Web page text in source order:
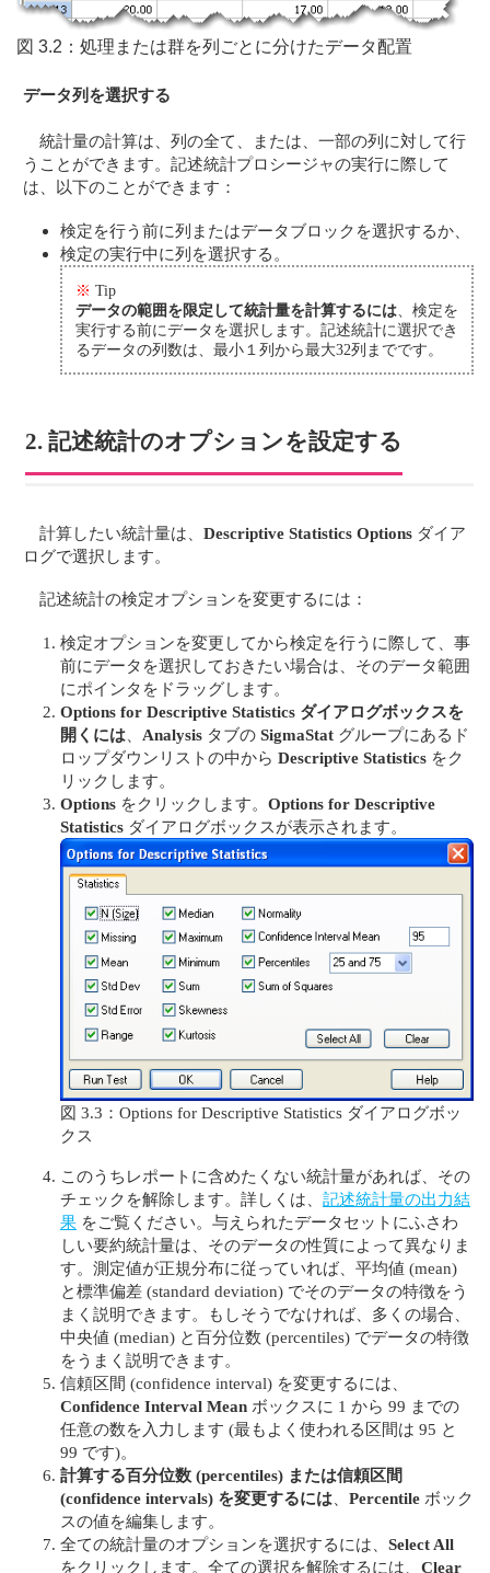
図 3.2：処理または群を列ごとに分けたデータ配置
データ列を選択する
統計量の計算は、列の全て、または、一部の列に対して行
うことができます。記述統計プロシージャの実行に際して
は、以下のことができます：
検定を行う前に列またはデータブロックを選択するか、
検定の実行中に列を選択する。
※ Tip
データの範囲を限定して統計量を計算するには 、検定を
実行する前にデータを選択します。記述統計に選択でき
るデータの列数は、最小１列から最大32列までです。
2. 記述統計のオプションを設定する
計算したい統計量は、Descriptive Statistics Options ダイア
ログで選択します。
記述統計の検定オプションを変更するには：
検定オプションを変更してから検定を行うに際して、事
前にデータを選択しておきたい場合は、そのデータ範囲
にポインタをドラッグします。
Options for Descriptive Statistics ダイアログボックスを
開くには
Analysis タブの SigmaStat グループにあるド
ロップダウンリストの中から Descriptive Statistics をク
リックします。
Options をクリックします。 Options for Descriptive
Statistics ダイアログボックスが表示されます。
図 3.3：Options for Descriptive Statistics ダイアログボッ
クス
このうちレポートに含めたくない統計量があれば、その
チェックを解除します。詳しくは、 記述統計量の出力結
果 をご覧ください。与えられたデータセットにふさわ
しい要約統計量は、そのデータの性質によって異なりま
す。測定値が正規分布に従っていれば、平均値 (mean)
と標準偏差 (standard deviation) でそのデータの特徴をう
まく説明できます。もしそうでなければ、多くの場合、
中央値 (median) と百分位数 (percentiles) でデータの特徴
をうまく説明できます。
信頼区間 (confidence interval) を変更するには、
Confidence Interval Mean ボックスに 1 から 99 までの
任意の数を入力します (最もよく使われる区間は 95 と
99 です)。
計算する百分位数 (percentiles) または信頼区間
(confidence intervals) を変更するには
Percentile ボック
スの値を編集します。
全ての統計量のオプションを選択するには、 Select All
をクリックします。全ての選択を解除するには、 Clear